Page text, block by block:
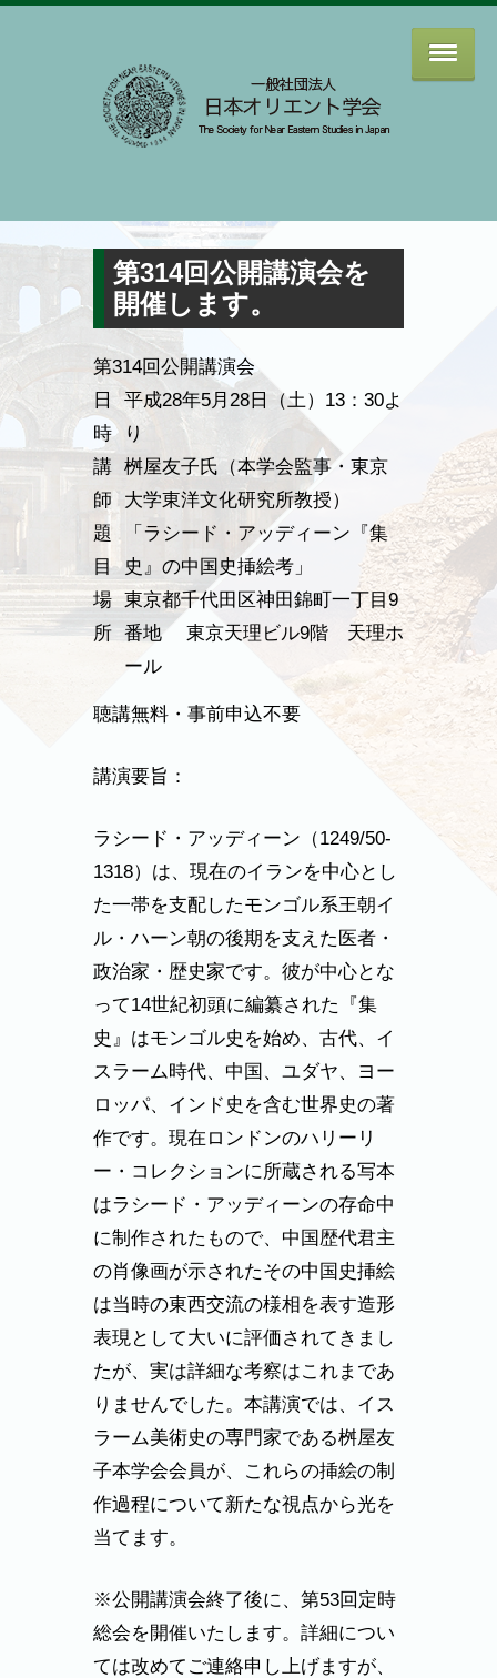
第314回公開講演会を
開催します。
第314回公開講演会
日
時
平成28年5月28日（土）13：30よ
り
講
師
桝屋友子氏（本学会監事・東京
大学東洋文化研究所教授）
題
目
「ラシード・アッディーン『集
史』の中国史挿絵考」
場
所
東京都千代田区神田錦町一丁目9
番地 東京天理ビル9階 天理ホ
ール
聴講無料・事前申込不要
講演要旨：
ラシード・アッディーン（1249/50-
1318）は、現在のイランを中心とし
た一帯を支配したモンゴル系王朝イ
ル・ハーン朝の後期を支えた医者・
政治家・歴史家です。彼が中心とな
って14世紀初頭に編纂された『集
史』はモンゴル史を始め、古代、イ
スラーム時代、中国、ユダヤ、ヨー
ロッパ、インド史を含む世界史の著
作です。現在ロンドンのハリーリ
ー・コレクションに所蔵される写本
はラシード・アッディーンの存命中
に制作されたもので、中国歴代君主
の肖像画が示されたその中国史挿絵
は当時の東西交流の様相を表す造形
表現として大いに評価されてきまし
たが、実は詳細な考察はこれまであ
りませんでした。本講演では、イス
ラーム美術史の専門家である桝屋友
子本学会会員が、これらの挿絵の制
作過程について新たな視点から光を
当てます。
※公開講演会終了後に、第53回定時
総会を開催いたします。詳細につい
ては改めてご連絡申し上げますが、